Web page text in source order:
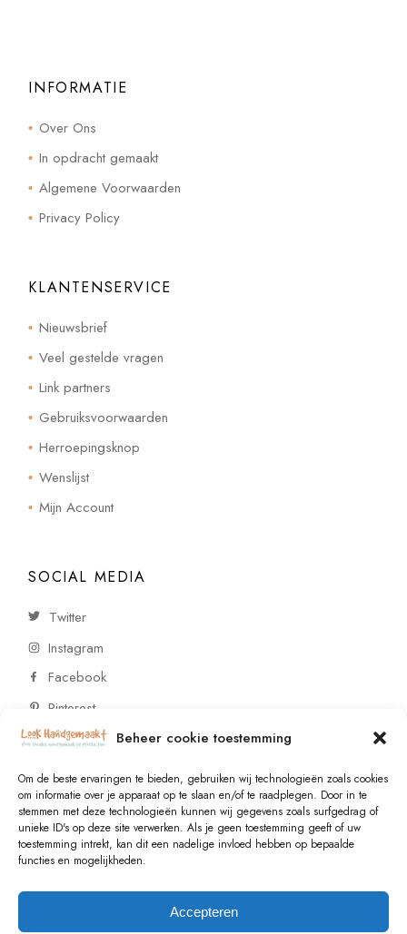
Beheer cookie toestemming
Om de beste ervaringen te bieden, gebruiken wij technologieën zoals cookies
om informatie over je apparaat op te slaan en/of te raadplegen. Door in te
stemmen met deze technologieën kunnen wij gegevens zoals surfgedrag of
unieke ID's op deze site verwerken. Als je geen toestemming geeft of uw
toestemming intrekt, kan dit een nadelige invloed hebben op bepaalde
functies en mogelijkheden.
Accepteren
INFORMATIE
Over Ons
In opdracht gemaakt
Algemene Voorwaarden
Privacy Policy
KLANTENSERVICE
Nieuwsbrief
Veel gestelde vragen
Link partners
Gebruiksvoorwaarden
Herroepingsknop
Wenslijst
Mijn Account
SOCIAL MEDIA
Twitter
Instagram
Facebook
Pinterest
CONTACT
Vragen of wensen? Neem contact op!
+31 (0)6 229 021 29